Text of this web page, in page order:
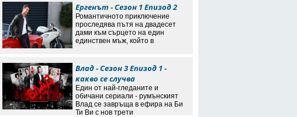
Ергенът - Сезон 1 Епизод 2
Романтичното приключение
проследява пътя на двадесет
дами към сърцето на един
единствен мъж, който в
Влад - Сезон 3 Епизод 1 -
какво се случва
Един от най-гледаните и
обичани сериали - румънският
Влад се завръща в ефира на Би
Ти Ви с нов трети